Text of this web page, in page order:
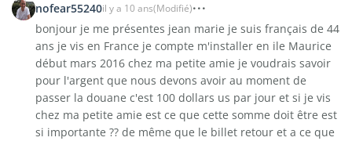
nofear55240il y a 10 ans(Modifié)
bonjour je me présentes jean marie je suis français de 44
ans je vis en France je compte m'installer en ile Maurice
début mars 2016 chez ma petite amie je voudrais savoir
pour l'argent que nous devons avoir au moment de
passer la douane c'est 100 dollars us par jour et si je vis
chez ma petite amie est ce que cette somme doit être est
si importante ?? de même que le billet retour et a ce que